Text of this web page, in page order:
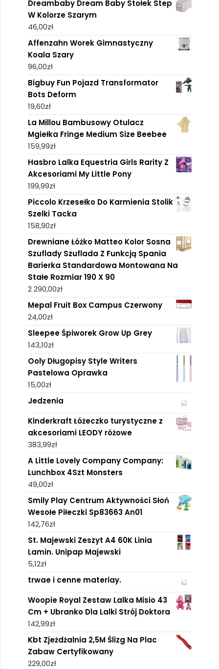
Dreambaby Dream Baby Stołek Step
W Kolorze Szarym
46,00zł
Affenzahn Worek Gimnastyczny
Koala Szary
96,00zł
Bigbuy Fun Pojazd Transformator
Bots Deform
19,60zł
La Millou Bambusowy Otulacz
Mgiełka Fringe Medium Size Beebee
159,99zł
Hasbro Lalka Equestria Girls Rarity Z
Akcesoriami My Little Pony
199,99zł
Piccolo Krzesełko Do Karmienia Stolik
Szelki Tacka
158,90zł
Drewniane Łóżko Matteo Kolor Sosna
Szuflady Szuflada Z Funkcją Spania
Barierka Standardowa Montowana Na
Stałe Rozmiar 190 X 90
2 290,00zł
Mepal Fruit Box Campus Czerwony
24,00zł
Sleepee Śpiworek Grow Up Grey
143,10zł
Ooly Długopisy Style Writers
Pastelowa Oprawka
15,00zł
Jedzenia
Kinderkraft Łóżeczko turystyczne z
akcesoriami LEODY różowe
383,99zł
A Little Lovely Company Company:
Lunchbox 4Szt Monsters
49,00zł
Smily Play Centrum Aktywności Słoń
Wesołe Piłeczki Sp83663 An01
142,76zł
St. Majewski Zeszyt A4 60K Linia
Lamin. Unipap Majewski
5,12zł
trwae i cenne materiay.
Woopie Royal Zestaw Lalka Misio 43
Cm + Ubranko Dla Lalki Strój Doktora
142,99zł
Kbt Zjeżdżalnia 2,5M Ślizg Na Plac
Zabaw Certyfikowany
229,00zł